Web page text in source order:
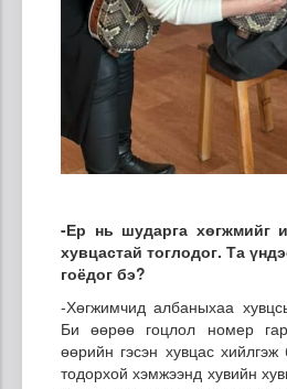
-Ер нь шударга хөгжмийг
хувцастай тоглодог. Та
гоёдог бэ?
-Хөгжимчид албаныхаа
Би өөрөө гоцлол номер
өөрийн гэсэн хувцас
тодорхой хэмжээнд хувийн